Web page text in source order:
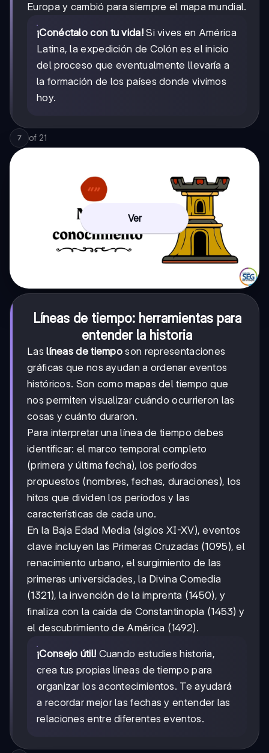
Europa y cambió para siempre el mapa mundial.
¡Conéctalo con tu vida!Si vives en América
Latina, la expedición de Colón es el inicio
del proceso que eventualmente llevaría a
la formación de los países donde vivimos
hoy.
7 of 21
Ver
Líneas de tiempo: herramientas para
entender la historia
Laslíneas de tiempo son representaciones
gráficas que nos ayudan a ordenar eventos
históricos. Son como mapas del tiempo que
nos permiten visualizar cuándo ocurrieron las
cosas y cuánto duraron.
Para interpretar una línea de tiempo debes
identificar: el marco temporal completo
(primera y última fecha), los períodos
propuestos (nombres, fechas, duraciones), los
hitos que dividen los períodos y las
características de cada uno.
En la Baja Edad Media (siglos XI-XV), eventos
clave incluyen las Primeras Cruzadas (1095), el
renacimiento urbano, el surgimiento de las
primeras universidades, la Divina Comedia
(1321), la invención de la imprenta (1450), y
finaliza con la caída de Constantinopla (1453) y
el descubrimiento de América (1492).
¡Consejo útil! Cuando estudies historia,
crea tus propias líneas de tiempo para
organizar los acontecimientos. Te ayudará
a recordar mejor las fechas y entender las
relaciones entre diferentes eventos.